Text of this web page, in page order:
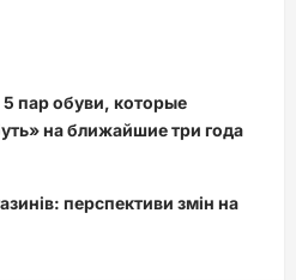
пар обуви, которые
на ближайшие три года
перспективи змін на